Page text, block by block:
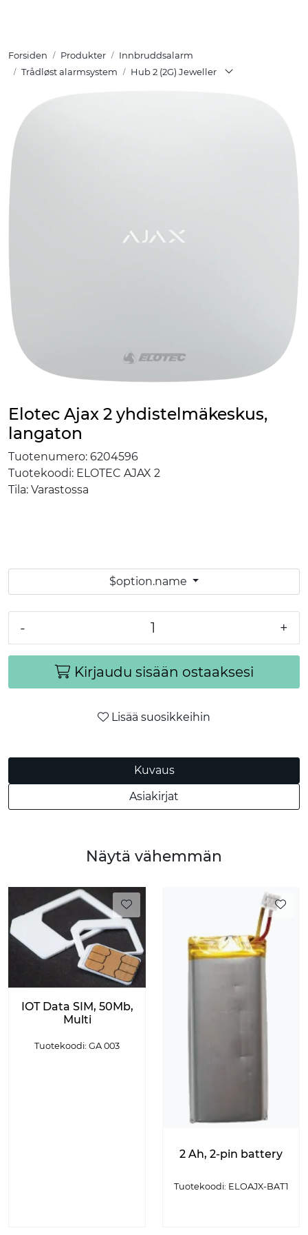
Forsiden Produkter
Innbruddsalarm
Trådløst alarmsystem
Hub 2 (2G) Jeweller
Elotec Ajax 2 yhdistelmäkeskus,
langaton
Tuotenumero: 6204596
Tuotekoodi: ELOTEC AJAX 2
Tila: Varastossa
$option.name
- +
Kirjaudu sisään ostaaksesi
Lisää suosikkeihin
Kuvaus
Asiakirjat
Näytä vähemmän
IOT Data SIM, 50Mb,
Multi
Tuotekoodi: GA 003
2 Ah, 2-pin battery
Tuotekoodi: ELOAJX-BAT1
Tuotteet
Referenssit